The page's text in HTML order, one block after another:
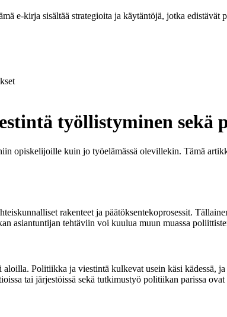
e-kirja sisältää strategioita ja käytäntöjä, jotka
työllistyminen sekä
opiskelijoille kuin jo työelämässä olevillekin. Tämä
rakenteet ja päätöksentekoprosessit.
asiantuntijan tehtäviin voi kuulua muun muassa
Politiikka ja viestintä kulkevat usein käsi kädessä,
tai järjestöissä sekä tutkimustyö politiikan parissa